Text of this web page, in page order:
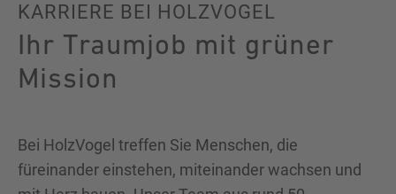
KARRIERE BEI HOLZVOGEL
Ihr Traumjob mit grüner
Mission
Bei HolzVogel treffen Sie Menschen, die
füreinander einstehen, miteinander wachsen und